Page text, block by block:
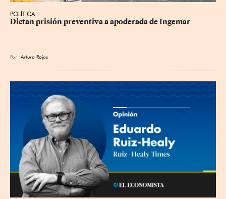
POLÍTICA
Dictan prisión preventiva a apoderada de Ingemar
Por Arturo Rojas